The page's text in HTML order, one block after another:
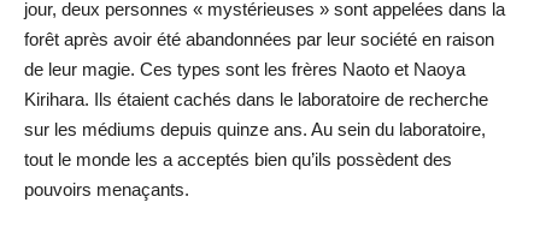
jour, deux personnes « mystérieuses » sont appelées dans la
forêt après avoir été abandonnées par leur société en raison
de leur magie. Ces types sont les frères Naoto et Naoya
Kirihara. Ils étaient cachés dans le laboratoire de recherche
sur les médiums depuis quinze ans. Au sein du laboratoire,
tout le monde les a acceptés bien qu’ils possèdent des
pouvoirs menaçants.